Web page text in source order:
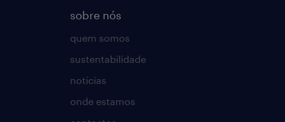
sobre nós
quem somos
sustentabilidade
notícias
onde estamos